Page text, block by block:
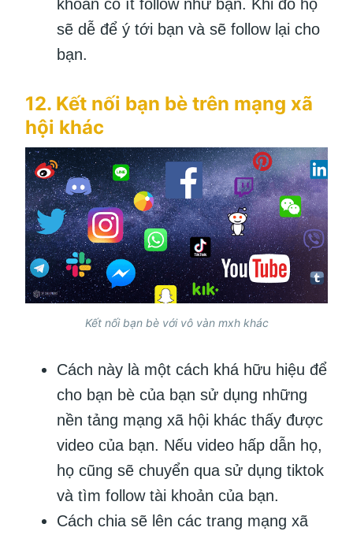
khoản có ít follow như bạn. Khi đó họ
sẽ dễ để ý tới bạn và sẽ follow lại cho
bạn.
12. Kết nối bạn bè trên mạng xã
hội khác
Kết nối bạn bè với vô vàn mxh khác
Cách này là một cách khá hữu hiệu để
cho bạn bè của bạn sử dụng những
nền tảng mạng xã hội khác thấy được
video của bạn. Nếu video hấp dẫn họ,
họ cũng sẽ chuyển qua sử dụng tiktok
và tìm follow tài khoản của bạn.
Cách chia sẽ lên các trang mạng xã